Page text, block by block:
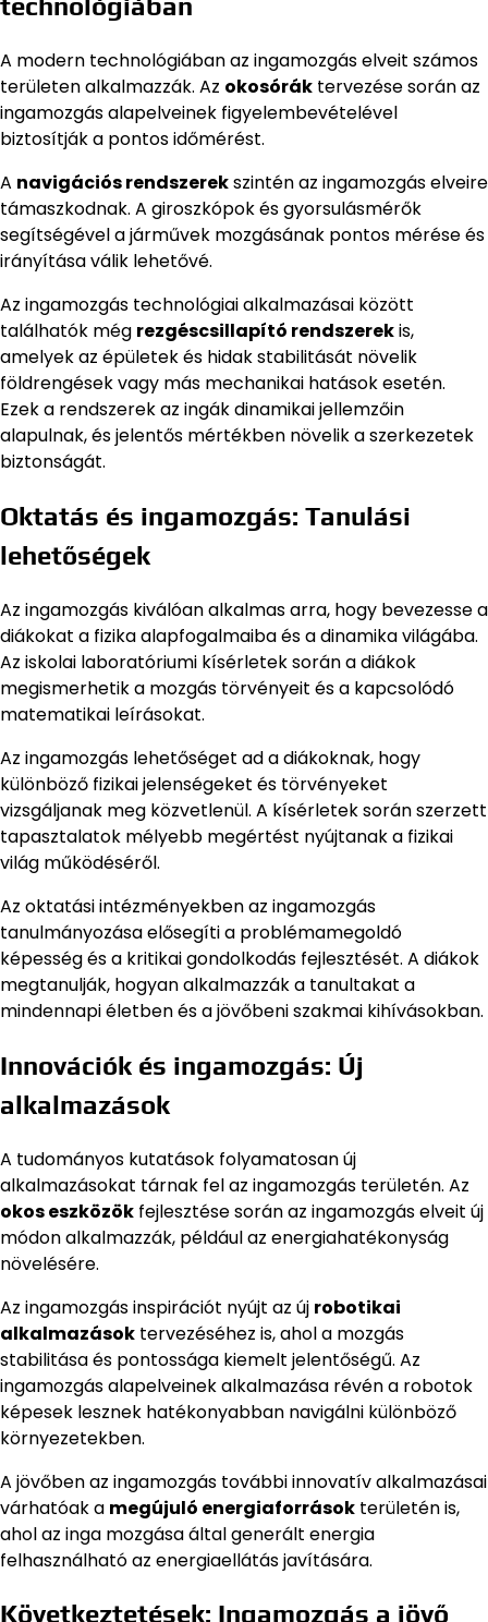
technológiában
A modern technológiában az ingamozgás elveit számos
területen alkalmazzák. Az okosórák tervezése során az
ingamozgás alapelveinek figyelembevételével
biztosítják a pontos időmérést.
A navigációs rendszerekszintén az ingamozgás elveire
támaszkodnak. A giroszkópok és gyorsulásmérők
segítségével a járművek mozgásának pontos mérése és
irányítása válik lehetővé.
Az ingamozgás technológiai alkalmazásai között
találhatók még rezgéscsillapító rendszerekis,
amelyek az épületek és hidak stabilitását növelik
földrengések vagy más mechanikai hatások esetén.
Ezek a rendszerek az ingák dinamikai jellemzőin
alapulnak, és jelentős mértékben növelik a szerkezetek
biztonságát.
Oktatás és ingamozgás: Tanulási
lehetőségek
Az ingamozgás kiválóan alkalmas arra, hogy bevezesse a
diákokat a fizika alapfogalmaiba és a dinamika világába.
Az iskolai laboratóriumi kísérletek során a diákok
megismerhetik a mozgás törvényeit és a kapcsolódó
matematikai leírásokat.
Az ingamozgás lehetőséget ad a diákoknak, hogy
különböző fizikai jelenségeket és törvényeket
vizsgáljanak meg közvetlenül. A kísérletek során szerzett
tapasztalatok mélyebb megértést nyújtanak a fizikai
világ működéséről.
Az oktatási intézményekben az ingamozgás
tanulmányozása elősegíti a problémamegoldó
képesség és a kritikai gondolkodás fejlesztését. A diákok
megtanulják, hogyan alkalmazzák a tanultakat a
mindennapi életben és a jövőbeni szakmai kihívásokban.
Innovációk és ingamozgás: Új
alkalmazások
A tudományos kutatások folyamatosan új
alkalmazásokat tárnak fel az ingamozgás területén. Az
okos eszközök fejlesztése során az ingamozgás elveit új
módon alkalmazzák, például az energiahatékonyság
növelésére.
Az ingamozgás inspirációt nyújt az új robotikai
alkalmazások tervezéséhez is, ahol a mozgás
stabilitása és pontossága kiemelt jelentőségű. Az
ingamozgás alapelveinek alkalmazása révén a robotok
képesek lesznek hatékonyabban navigálni különböző
környezetekben.
A jövőben az ingamozgás további innovatív alkalmazásai
várhatóak a megújuló energiaforrások területén is,
ahol az inga mozgása által generált energia
felhasználható az energiaellátás javítására.
Következtetések: Ingamozgás a jövő